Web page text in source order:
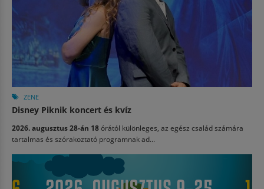
ZENE
Disney Piknik koncert és kvíz
2026. augusztus 28-án 18órától különleges, az egész család számára
tartalmas és szórakoztató programnak ad...